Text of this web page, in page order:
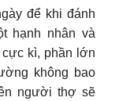
để khi đánh
hạnh nhân và
kì, phần lớn
không bao
người thợ sẽ